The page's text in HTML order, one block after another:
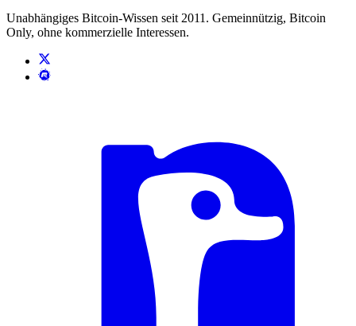
Unabhängiges Bitcoin-Wissen seit 2011. Gemeinnützig, Bitcoin
Only, ohne kommerzielle Interessen.